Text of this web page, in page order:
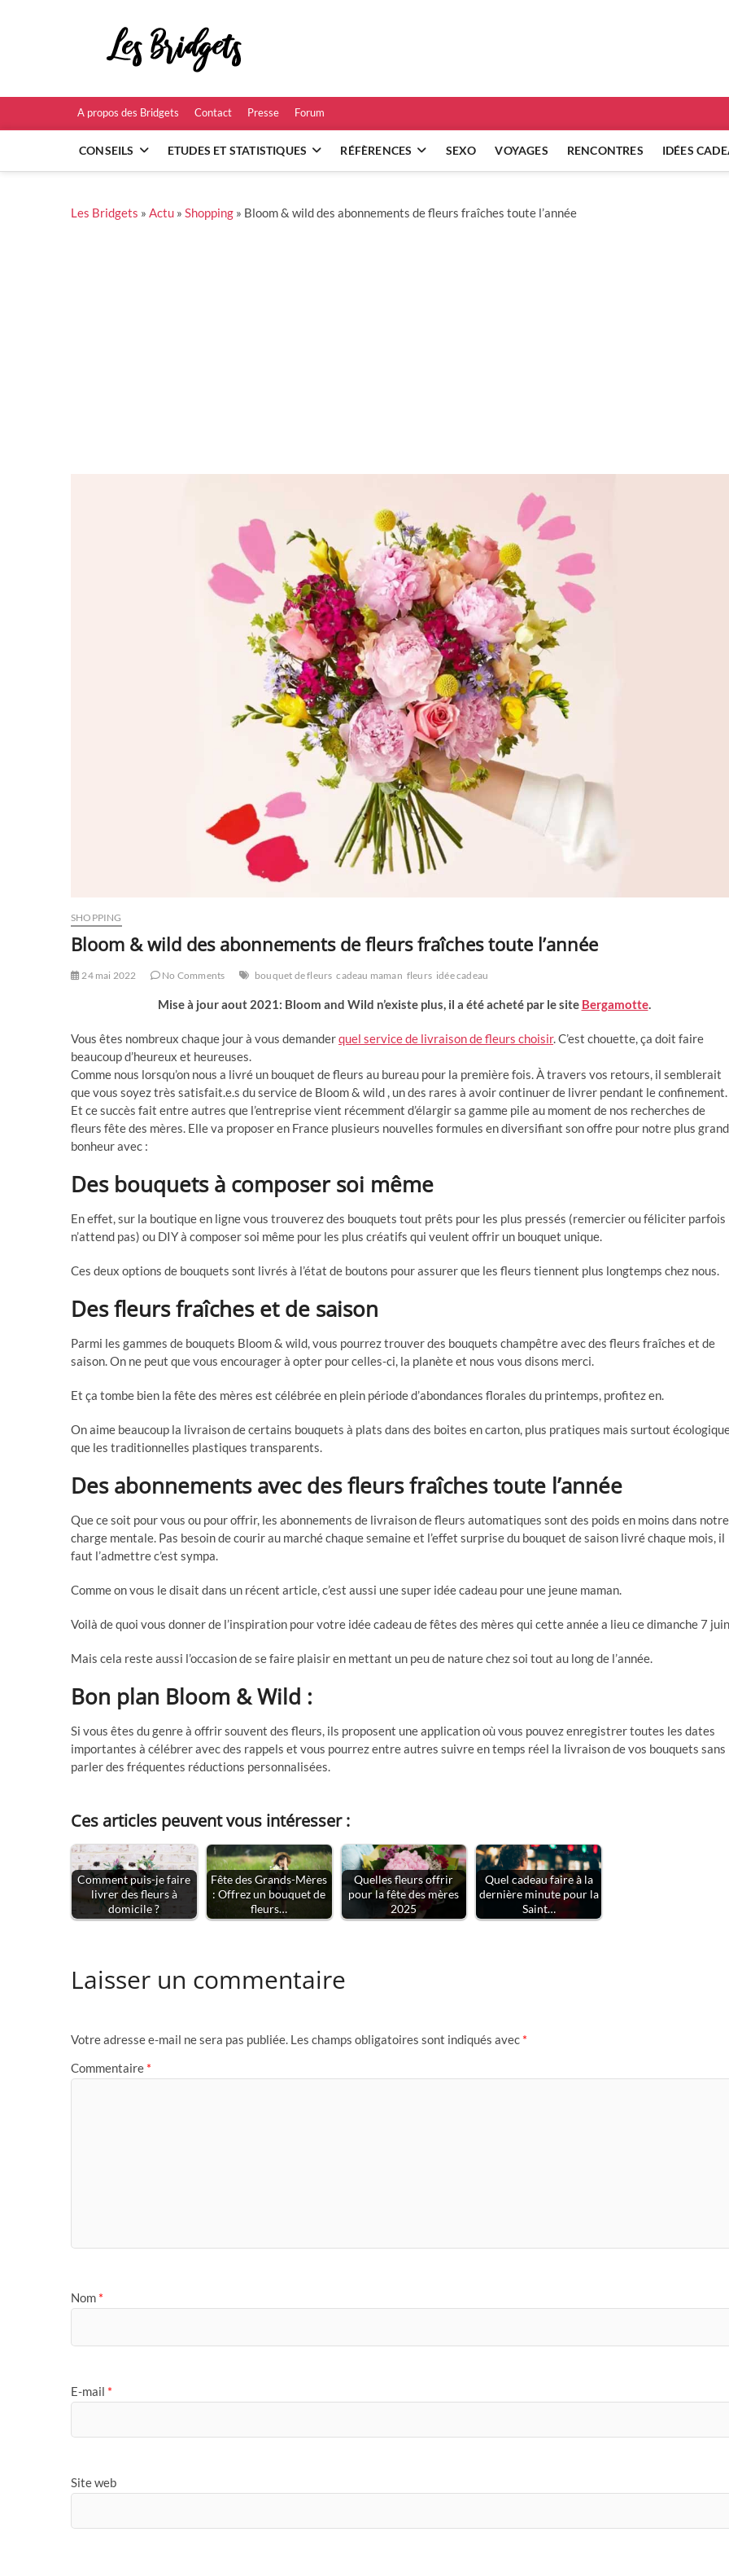
A propos des Bridgets Contact Presse Forum
CONSEILS ETUDES ET STATISTIQUES RÉFÈRENCES SEXO VOYAGES RENCONTRES IDÉES
Les Bridgets » Actu » Shopping » Bloom & wild des abonnements de fleurs fraîches toute l’année
SHOPPING
Bloom & wild des abonnements de fleurs fraîches toute l’année
24 mai 2022 No Comments bouquet de fleurs cadeau maman fleurs idée cadeau
Mise à jour aout 2021: Bloom and Wild n’existe plus, il a été acheté par le site Bergamotte.
Vous êtes nombreux chaque jour à vous demanderquel service de livraison de fleurs choisir. C’est chouette, ça doit faire
beaucoup d’heureux et heureuses.
Comme nous lorsqu’on nous a livré un bouquet de fleurs au bureau pour la première fois. À travers vos retours, il semblerait
que vous soyez très satisfait.e.s du service de Bloom & wild , un des rares à avoir continuer de livrer pendant le confinement.
Et ce succès fait entre autres que l’entreprise vient récemment d’élargir sa gamme pile au moment de nos recherches de
fleurs fête des mères. Elle va proposer en France plusieurs nouvelles formules en diversifiant son offre pour notre plus grand
bonheur avec :
Des bouquets à composer soi même
En effet, sur la boutique en ligne vous trouverez des bouquets tout prêts pour les plus pressés (remercier ou féliciter parfois
n’attend pas) ou DIY à composer soi même pour les plus créatifs qui veulent offrir un bouquet unique.
Ces deux options de bouquets sont livrés à l’état de boutons pour assurer que les fleurs tiennent plus longtemps chez nous.
Des fleurs fraîches et de saison
Parmi les gammes de bouquets Bloom & wild, vous pourrez trouver des bouquets champêtre avec des fleurs fraîches et de
saison. On ne peut que vous encourager à opter pour celles-ci, la planète et nous vous disons merci.
Et ça tombe bien la fête des mères est célébrée en plein période d’abondances florales du printemps, profitez en.
On aime beaucoup la livraison de certains bouquets à plats dans des boites en carton, plus pratiques mais surtout
que les traditionnelles plastiques transparents.
Des abonnements avec des fleurs fraîches toute l’année
Que ce soit pour vous ou pour offrir, les abonnements de livraison de fleurs automatiques sont des poids en moins dans notre
charge mentale. Pas besoin de courir au marché chaque semaine et l’effet surprise du bouquet de saison livré chaque mois, il
faut l’admettre c’est sympa.
Comme on vous le disait dans un récent article, c’est aussi une super idée cadeau pour une jeune maman.
Voilà de quoi vous donner de l’inspiration pour votre idée cadeau de fêtes des mères qui cette année a lieu ce dimanche 7
Mais cela reste aussi l’occasion de se faire plaisir en mettant un peu de nature chez soi tout au long de l’année.
Bon plan Bloom & Wild :
Si vous êtes du genre à offrir souvent des fleurs, ils proposent une application où vous pouvez enregistrer toutes les dates
importantes à célébrer avec des rappels et vous pourrez entre autres suivre en temps réel la livraison de vos bouquets sans
parler des fréquentes réductions personnalisées.
Ces articles peuvent vous intéresser :
Comment puis-je faire
livrer des fleurs à
domicile ?
Fête des Grands-Mères
: Offrez un bouquet de
fleurs…
Quelles fleurs offrir
pour la fête des mères
2025
Quel cadeau faire à la
dernière minute pour la
Saint…
Laisser un commentaire
Votre adresse e-mail ne sera pas publiée. Les champs obligatoires sont indiqués avec *
Commentaire *
Nom *
E-mail *
Site web